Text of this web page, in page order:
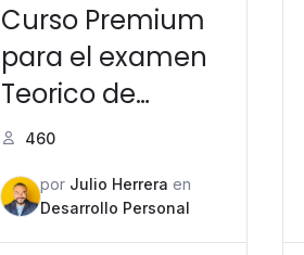
Curso Premium
para el examen
Teorico de
manejo en New
Jersey
460
por Julio Herrera en
Desarrollo Personal